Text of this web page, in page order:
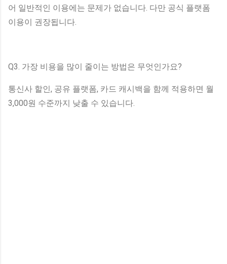
어 일반적인 이용에는 문제가 없습니다. 다만 공식 플랫폼
이용이 권장됩니다.
Q3. 가장 비용을 많이 줄이는 방법은 무엇인가요?
통신사 할인, 공유 플랫폼, 카드 캐시백을 함께 적용하면 월
3,000원 수준까지 낮출 수 있습니다.